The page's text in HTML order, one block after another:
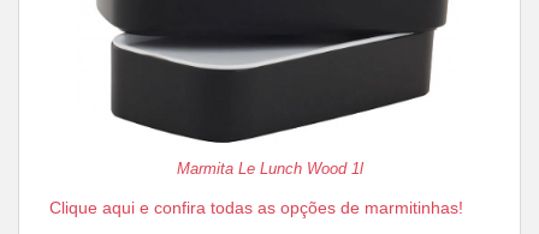
Marmita Le Lunch Wood 1l
Clique aqui e confira todas as opções de marmitinhas!